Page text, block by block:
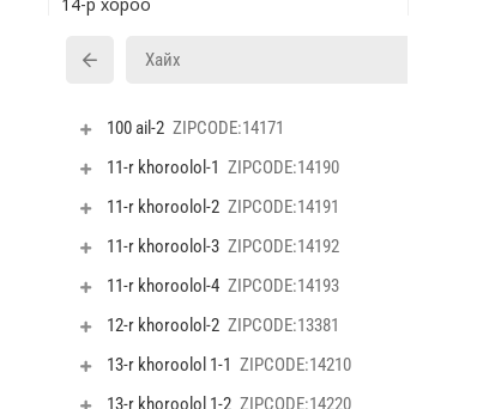
15-р хороо
16-р хороо
18-р хороо
20-р хороо